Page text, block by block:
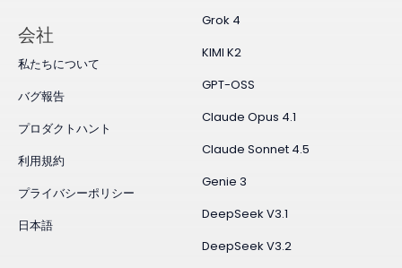
Grok 4
KIMI K2
GPT-OSS
Claude Opus 4.1
Claude Sonnet 4.5
Genie 3
DeepSeek V3.1
DeepSeek V3.2
会社
私たちについて
バグ報告
プロダクトハント
利用規約
プライバシーポリシー
日本語